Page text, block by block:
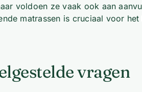
voldoen ze vaak ook aan
matrassen is cruciaal voor
vragen